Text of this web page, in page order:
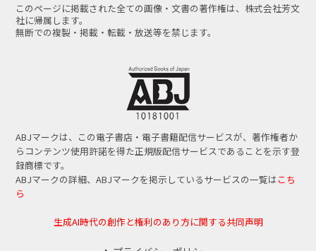
このページに掲載された全ての画像・文書の著作権は、株式会社芳文
社に帰属します。
無断での複製・掲載・転載・放送等を禁じます。
ABJマークは、この電子書店・電子書籍配信サービスが、著作権者か
らコンテンツ使用許諾を得た正規版配信サービスであることを示す登
録商標です。
ABJマークの詳細、ABJマークを掲示しているサービスの一覧はこち
ら
生成AI時代の創作と権利のあり方に関する共同声明